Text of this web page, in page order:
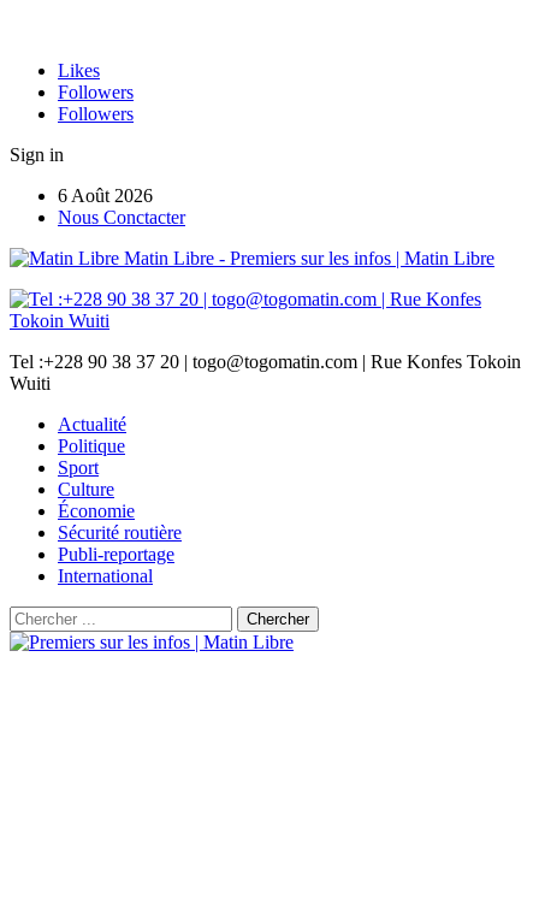
Likes
Followers
Followers
Sign in
6 Août 2026
Nous Conctacter
Matin Libre - Premiers sur les infos | Matin Libre
Tel :+228 90 38 37 20 | togo@togomatin.com | Rue Konfes Tokoin
Wuiti
Actualité
Politique
Sport
Culture
Économie
Sécurité routière
Publi-reportage
International